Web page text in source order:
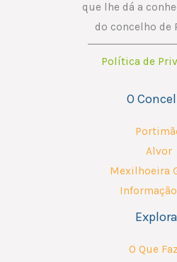
que lhe dá a
do concelho de
Política de
O
Alvor
Mexilhoeira
O Que